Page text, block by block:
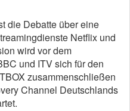
die Debatte über eine
Netflix und
wird vor dem
und ITV sich für den
zusammenschließen
Channel Deutschlands